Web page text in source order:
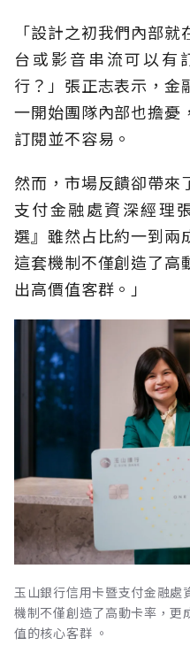
「設計之初我們內部
台或影音串流可以有
行？」張正志表示，金
一開始團隊內部也擔憂
訂閱並不容易。
然而，市場反饋卻帶來
支付金融處資深經理
選』雖然占比約一到兩
這套機制不僅創造了高
出高價值客群。」
玉山銀行信用卡暨支付金融處
機制不僅創造了高動卡率，更
值的核心客群 。